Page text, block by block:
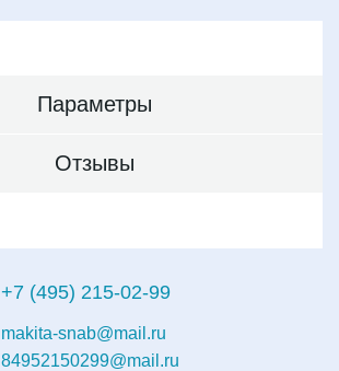
Параметры
Отзывы
+7 (495) 215-02-99
makita-snab@mail.ru
84952150299@mail.ru